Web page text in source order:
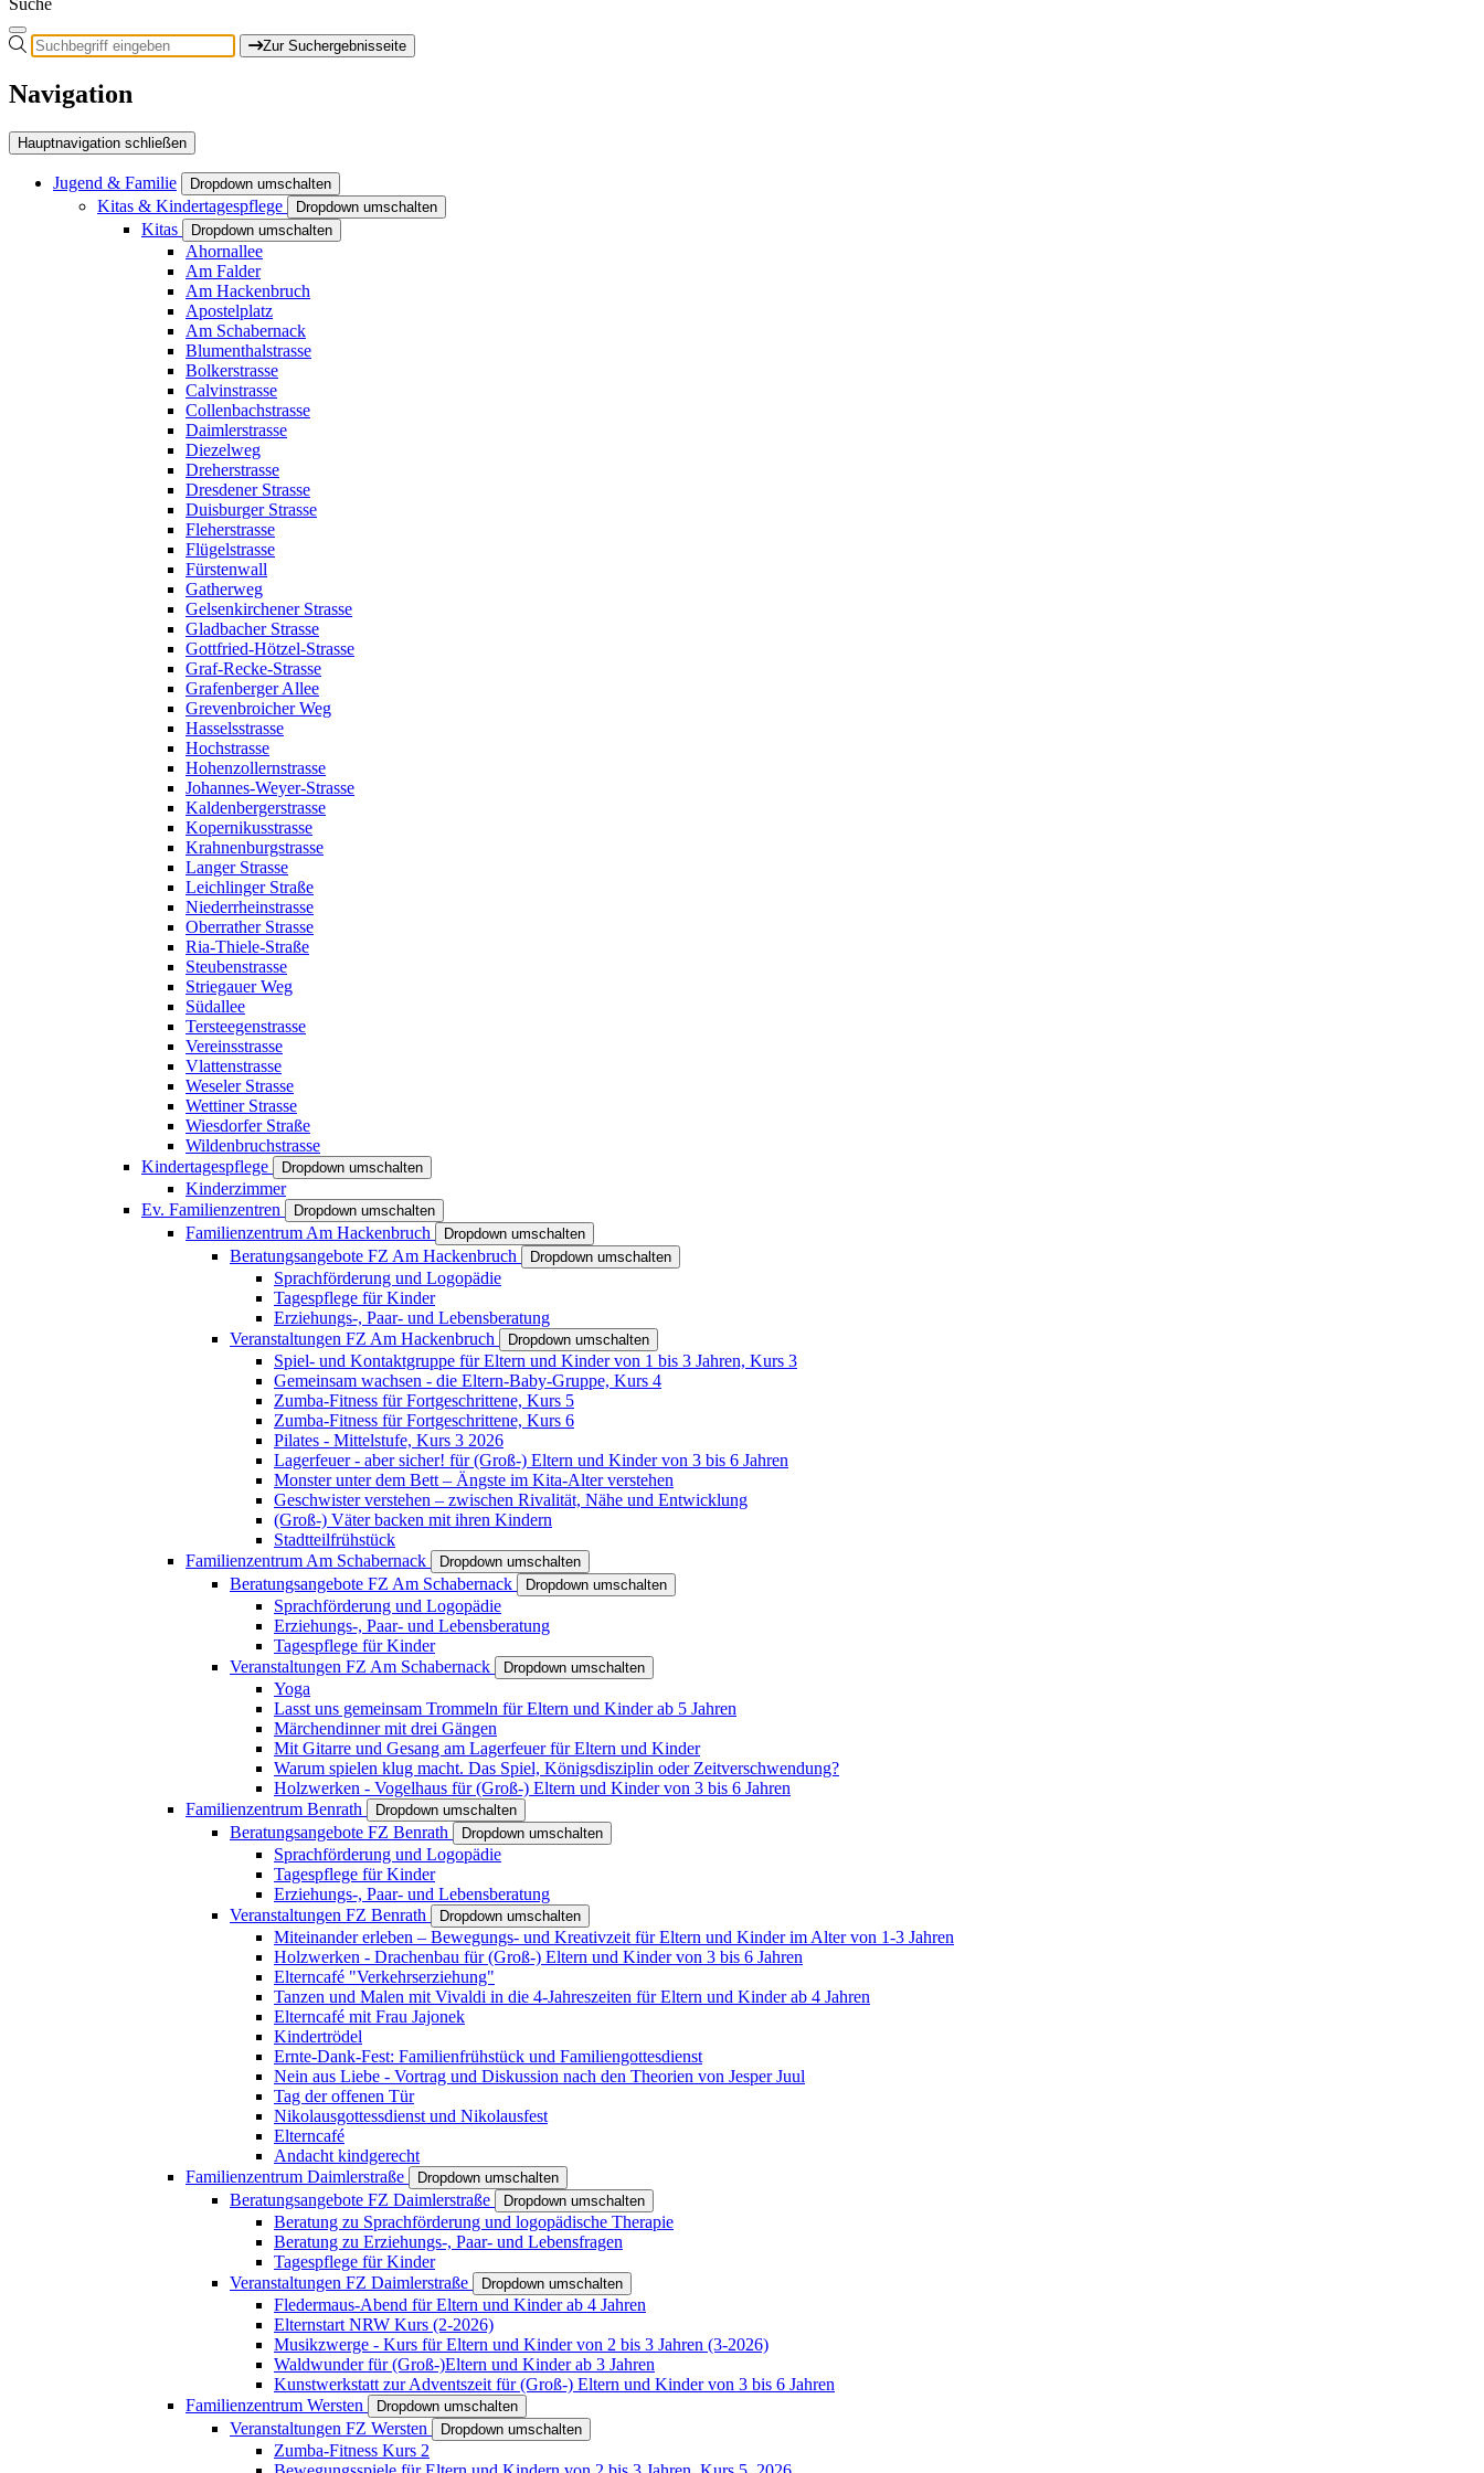
Suche
Zur Suchergebnisseite
Navigation
Hauptnavigation schließen
Jugend & Familie Dropdown umschalten
Kitas & Kindertagespflege Dropdown umschalten
Kitas Dropdown umschalten
Ahornallee
Am Falder
Am Hackenbruch
Apostelplatz
Am Schabernack
Blumenthalstrasse
Bolkerstrasse
Calvinstrasse
Collenbachstrasse
Daimlerstrasse
Diezelweg
Dreherstrasse
Dresdener Strasse
Duisburger Strasse
Fleherstrasse
Flügelstrasse
Fürstenwall
Gatherweg
Gelsenkirchener Strasse
Gladbacher Strasse
Gottfried-Hötzel-Strasse
Graf-Recke-Strasse
Grafenberger Allee
Grevenbroicher Weg
Hasselsstrasse
Hochstrasse
Hohenzollernstrasse
Johannes-Weyer-Strasse
Kaldenbergerstrasse
Kopernikusstrasse
Krahnenburgstrasse
Langer Strasse
Leichlinger Straße
Niederrheinstrasse
Oberrather Strasse
Ria-Thiele-Straße
Steubenstrasse
Striegauer Weg
Südallee
Tersteegenstrasse
Vereinsstrasse
Vlattenstrasse
Weseler Strasse
Wettiner Strasse
Wiesdorfer Straße
Wildenbruchstrasse
Kindertagespflege
Dropdown umschalten
Kinderzimmer
Ev. Familienzentren
Dropdown umschalten
Familienzentrum Am Hackenbruch Dropdown umschalten
Beratungsangebote FZ Am Hackenbruch Dropdown umschalten
Sprachförderung und Logopädie
Tagespflege für Kinder
Erziehungs-, Paar- und Lebensberatung
Veranstaltungen FZ Am Hackenbruch
Dropdown umschalten
Spiel- und Kontaktgruppe für Eltern und Kinder von 1 bis 3 Jahren, Kurs 3
Gemeinsam wachsen - die Eltern-Baby-Gruppe, Kurs 4
Zumba-Fitness für Fortgeschrittene, Kurs 5
Zumba-Fitness für Fortgeschrittene, Kurs 6
Pilates - Mittelstufe, Kurs 3 2026
Lagerfeuer - aber sicher! für (Groß-) Eltern und Kinder von 3 bis 6 Jahren
Monster unter dem Bett – Ängste im Kita-Alter verstehen
Geschwister verstehen – zwischen Rivalität, Nähe und Entwicklung
(Groß-) Väter backen mit ihren Kindern
Stadtteilfrühstück
Familienzentrum Am Schabernack
Dropdown umschalten
Beratungsangebote FZ Am Schabernack Dropdown umschalten
Sprachförderung und Logopädie
Erziehungs-, Paar- und Lebensberatung
Tagespflege für Kinder
Veranstaltungen FZ Am Schabernack
Dropdown umschalten
Yoga
Lasst uns gemeinsam Trommeln für Eltern und Kinder ab 5 Jahren
Märchendinner mit drei Gängen
Mit Gitarre und Gesang am Lagerfeuer für Eltern und Kinder
Warum spielen klug macht. Das Spiel, Königsdisziplin oder Zeitverschwendung?
Holzwerken - Vogelhaus für (Groß-) Eltern und Kinder von 3 bis 6 Jahren
Familienzentrum Benrath
Dropdown umschalten
Beratungsangebote FZ Benrath Dropdown umschalten
Sprachförderung und Logopädie
Tagespflege für Kinder
Erziehungs-, Paar- und Lebensberatung
Veranstaltungen FZ Benrath
Dropdown umschalten
Miteinander erleben – Bewegungs- und Kreativzeit für Eltern und Kinder im Alter von 1-3 Jahren
Holzwerken - Drachenbau für (Groß-) Eltern und Kinder von 3 bis 6 Jahren
Elterncafé "Verkehrserziehung"
Tanzen und Malen mit Vivaldi in die 4-Jahreszeiten für Eltern und Kinder ab 4 Jahren
Elterncafé mit Frau Jajonek
Kindertrödel
Ernte-Dank-Fest: Familienfrühstück und Familiengottesdienst
Nein aus Liebe - Vortrag und Diskussion nach den Theorien von Jesper Juul
Tag der offenen Tür
Nikolausgottessdienst und Nikolausfest
Elterncafé
Andacht kindgerecht
Familienzentrum Daimlerstraße
Dropdown umschalten
Beratungsangebote FZ Daimlerstraße Dropdown umschalten
Beratung zu Sprachförderung und logopädische Therapie
Beratung zu Erziehungs-, Paar- und Lebensfragen
Tagespflege für Kinder
Veranstaltungen FZ Daimlerstraße
Dropdown umschalten
Fledermaus-Abend für Eltern und Kinder ab 4 Jahren
Elternstart NRW Kurs (2-2026)
Musikzwerge - Kurs für Eltern und Kinder von 2 bis 3 Jahren (3-2026)
Waldwunder für (Groß-)Eltern und Kinder ab 3 Jahren
Kunstwerkstatt zur Adventszeit für (Groß-) Eltern und Kinder von 3 bis 6 Jahren
Familienzentrum Wersten
Dropdown umschalten
Veranstaltungen FZ Wersten Dropdown umschalten
Zumba-Fitness Kurs 2